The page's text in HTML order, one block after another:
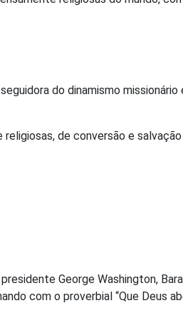
do dinamismo
de conversão e
George Washington,
com o proverbial “Que Deus